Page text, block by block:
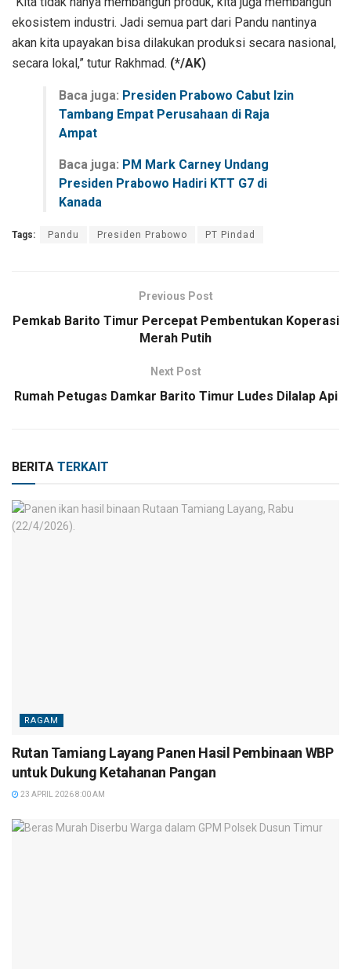
ekosistem industri. Jadi semua part dari Pandu nantinya
akan kita upayakan bisa dilakukan produksi secara nasional,
secara lokal,” tutur Rakhmad. (*/AK)
Baca juga: Presiden Prabowo Cabut Izin
Tambang Empat Perusahaan di Raja
Ampat
Baca juga: PM Mark Carney Undang
Presiden Prabowo Hadiri KTT G7 di
Kanada
Tags: Pandu Presiden Prabowo PT Pindad
Previous Post
Pemkab Barito Timur Percepat Pembentukan Koperasi
Merah Putih
Next Post
Rumah Petugas Damkar Barito Timur Ludes Dilalap Api
BERITA TERKAIT
RAGAM
Rutan Tamiang Layang Panen Hasil Pembinaan WBP
untuk Dukung Ketahanan Pangan
23 APRIL 2026 8:00 AM